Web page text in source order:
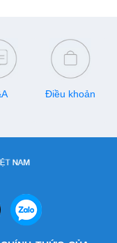
sau sẽ cung cấp danh
đầy đủ các ngân hàng
với VNPT PAY cho
Hãy cùng theo dõi nhé!
Điều khoản